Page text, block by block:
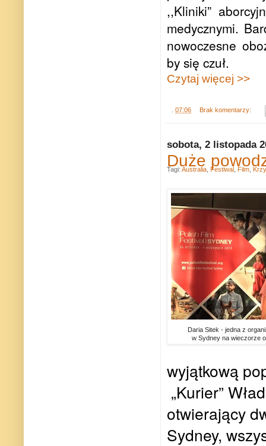
,,Kliniki”
medycznymi.
nowoczesne
by się czuł.
Czytaj więcej >>
07:06 Brak komentarzy:
sobota, 2 listopada
Duże
Daria Sitek - jedna z
w Sydney na wieczorze
wyjątkową
„Kurier”
otwierający
Sydney,
Tagi: Australia Festiwal Film